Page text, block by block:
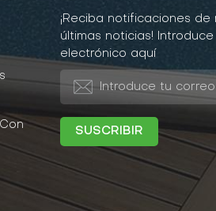
¡Reciba notificaciones de
últimas noticias!
electrónico aquí